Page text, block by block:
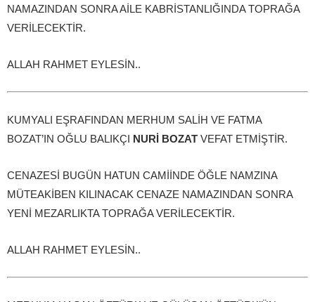
NAMAZINDAN SONRA AİLE KABRİSTANLIĞINDA TOPRAĞA
VERİLECEKTİR.
ALLAH RAHMET EYLESİN..
KUMYALI EŞRAFINDAN MERHUM SALİH VE FATMA
BOZAT’IN OĞLU BALIKÇI NURİ BOZAT VEFAT ETMİŞTİR.
CENAZESİ BUGÜN HATUN CAMİİNDE ÖĞLE NAMZINA
MÜTEAKİBEN KILINACAK CENAZE NAMAZINDAN SONRA
YENİ MEZARLIKTA TOPRAĞA VERİLECEKTİR.
ALLAH RAHMET EYLESİN..